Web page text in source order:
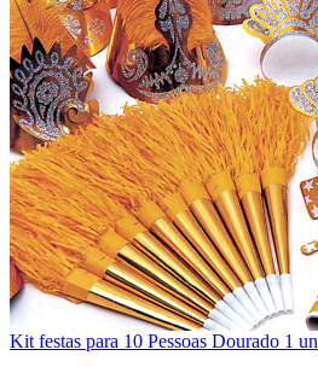
Kit festas para 10 Pessoas Dourado 1 un